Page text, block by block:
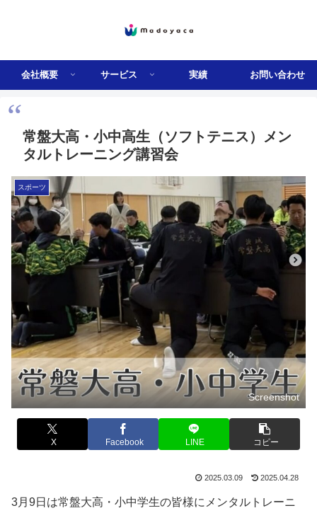
会社概要 サービス 実績 お問い合わせ
常盤大高・小中高生（ソフトテニス）メン
タルトレーニング講習会
スポーツ
Screenshot
X Facebook LINE コピー
2025.03.09 2025.04.28
3月9日は常盤大高・小中学生の皆様にメンタルトレーニ